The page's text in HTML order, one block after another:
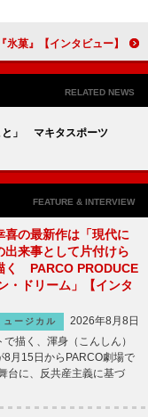
【インタビュー】『氷菓』岡山天音「共演が決まったことを賢人から聞いて、舞い上がりました」
RELATED NEWS
と」 マキタスポーツ
FEATURE & INTERVIEW
喜の最新作は「現代に
出来事として片付けら
く PARCO PRODUCE
・ドリーム」【インタ
ュージカル
2026年8月8日
描く、渾身（こんしん）
月15日からPARCO劇場で
台に、反共産主義に基づ